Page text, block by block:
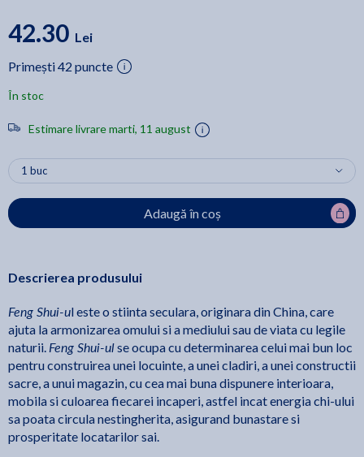
42.30 Lei
Primești 42 puncte
În stoc
Estimare livrare marti, 11 august
Adaugă în coș
Descrierea produsului
Feng Shui-ul este o stiinta seculara, originara din China, care
ajuta la armonizarea omului si a mediului sau de viata cu legile
naturii. Feng Shui-ulse ocupa cu determinarea celui mai bun loc
pentru construirea unei locuinte, a unei cladiri, a unei constructii
sacre, a unui magazin, cu cea mai buna dispunere interioara,
mobila si culoarea fiecarei incaperi, astfel incat energia chi-ului
sa poata circula nestingherita, asigurand bunastare si
prosperitate locatarilor sai.